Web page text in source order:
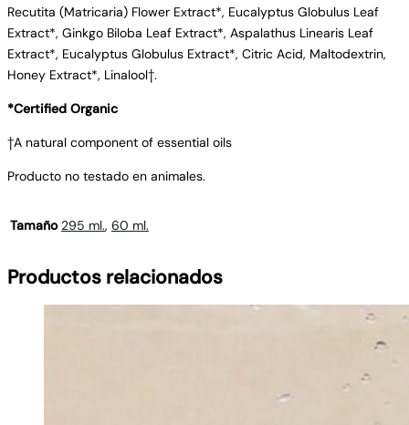
Recutita (Matricaria) Flower Extract*, Eucalyptus Globulus Leaf
Extract*, Ginkgo Biloba Leaf Extract*, Aspalathus Linearis Leaf
Extract*, Eucalyptus Globulus Extract*, Citric Acid, Maltodextrin,
Honey Extract*, Linalool†.
*Certified Organic
†A natural component of essential oils
Producto no testado en animales.
Tamaño 295 ml., 60 ml.
Productos relacionados